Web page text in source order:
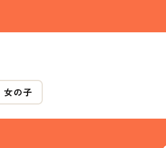
女の子